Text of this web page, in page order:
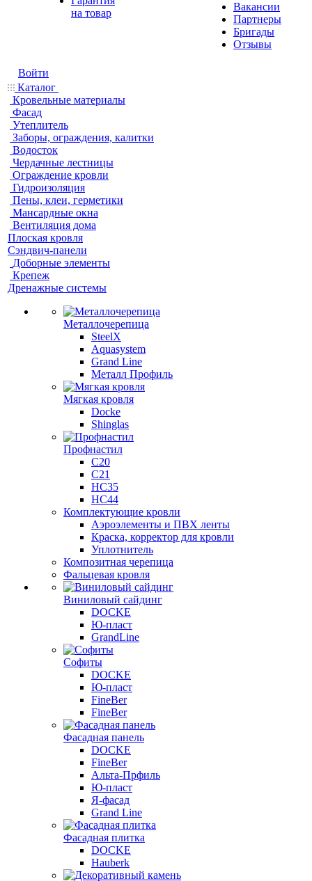
на товар
Вакансии
Партнеры
Бригады
Отзывы
Войти
Каталог
Кровельные материалы
Фасад
Утеплитель
Заборы, ограждения, калитки
Водосток
Чердачные лестницы
Ограждение кровли
Гидроизоляция
Пены, клеи, герметики
Мансардные окна
Вентиляция дома
Плоская кровля
Сэндвич-панели
Доборные элементы
Крепеж
Дренажные системы
Металлочерепица
SteelX
Aquasystem
Grand Line
Металл Профиль
Мягкая кровля
Docke
Shinglas
Профнастил
C20
C21
НС35
НС44
Комплектующие кровли
Аэроэлементы и ПВХ ленты
Краска, корректор для кровли
Уплотнитель
Композитная черепица
Фальцевая кровля
Виниловый сайдинг
DOCKE
Ю-пласт
GrandLine
Софиты
DOCKE
Ю-пласт
FineBer
FineBer
Фасадная панель
DOCKE
FineBer
Альта-Прфиль
Ю-пласт
Я-фасад
Grand Line
Фасадная плитка
DOCKE
Hauberk